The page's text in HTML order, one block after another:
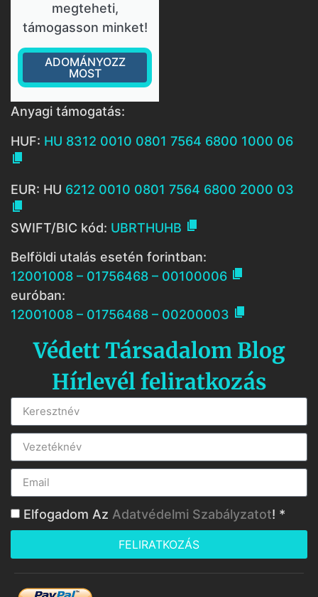
megteheti,
támogasson minket!
ADOMÁNYOZZ
MOST
Anyagi támogatás:
HUF: HU 8312 0010 0801 7564 6800 1000 06

EUR: HU 6212 0010 0801 7564 6800 2000 03

SWIFT/BIC kód: UBRTHUHB 
Belföldi utalás esetén forintban:
12001008 – 01756468 – 00100006 
euróban:
12001008 – 01756468 – 00200003 
Védett Társadalom Blog
Hírlevél feliratkozás
Elfogadom Az Adatvédelmi Szabályzatot! *
FELIRATKOZÁS